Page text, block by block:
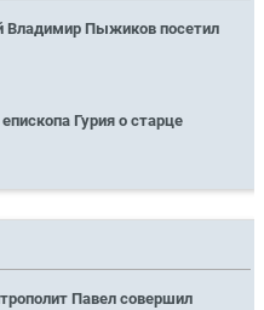
Владимир Пыжиков посетил
Гурия о старце
Павел совершил